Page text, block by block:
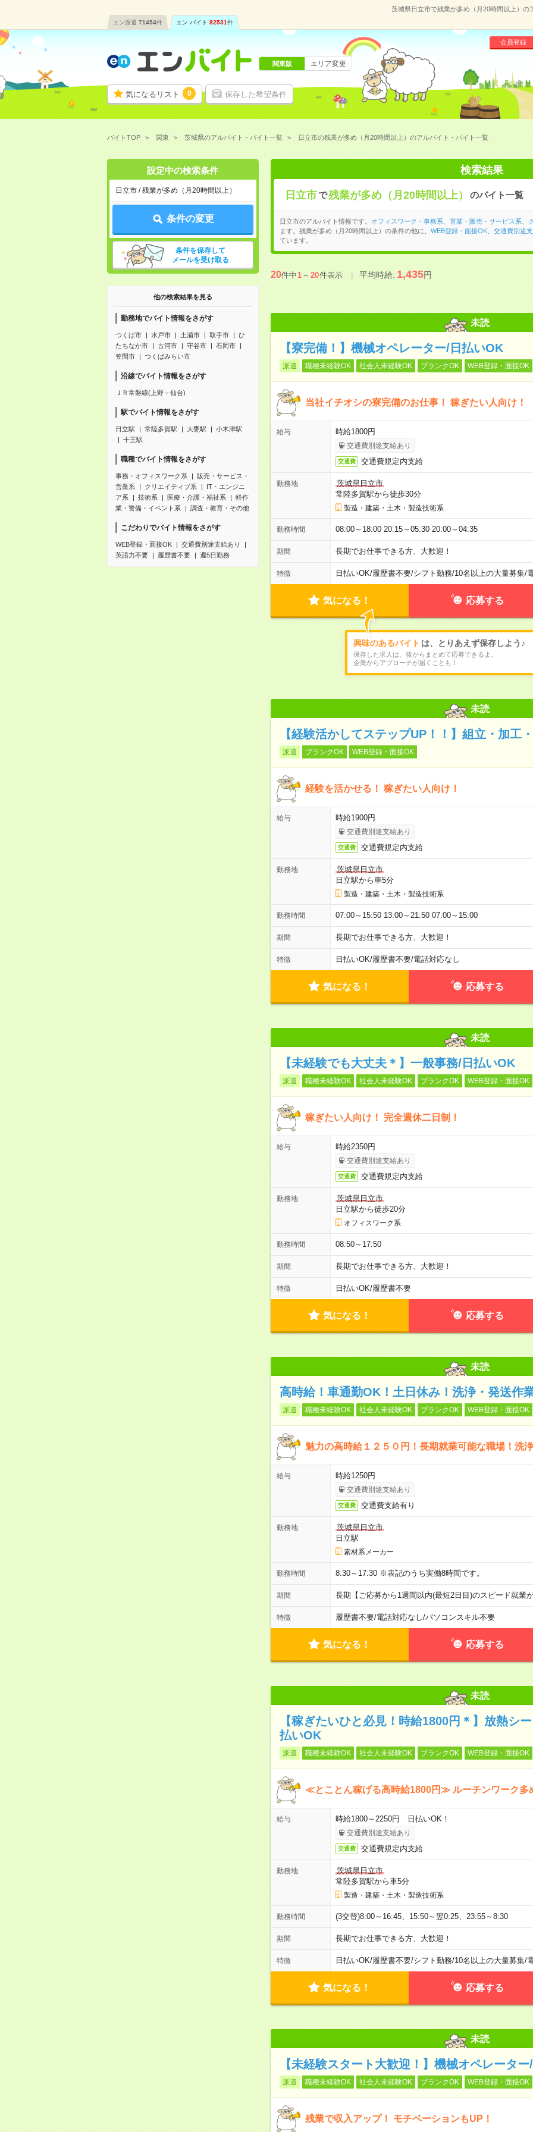
茨城県日立市で残業が多め（月20時間以上）
エン派遣 71454件 エン バイト 82531件
気になるリスト 0 保存した希望条件
会員登録
関東版 エリア変更
バイトTOP 関東 茨城県のアルバイト・バイト一覧 日立市の残業が多め（月20時間以上）のアルバイト・バイト一覧
設定中の検索条件
日立市 / 残業が多め（月20時間以上）
条件の変更
条件を保存して
メールを受け取る
他の検索結果を見る
勤務地でバイト情報をさがす
つくば市 水戸市 土浦市 取手市
ひ
たちなか市
古河市 守谷市
石岡市
笠間市
つくばみらい市
沿線でバイト情報をさがす
ＪＲ常磐線(上野－仙台)
駅でバイト情報をさがす
日立駅 常陸多賀駅 大甕駅
小木津駅
十王駅
職種でバイト情報をさがす
事務・オフィスワーク系
販売・サービス・
営業系
クリエイティブ系
IT・エンジニ
ア系
技術系 医療・介護・福祉系
軽作
業・警備・イベント系
調査・教育・その他
こだわりでバイト情報をさがす
WEB登録・面接OK
交通費別途支給あり
英語力不要
履歴書不要 週5日勤務
検索結果
日立市で残業が多め（月20時間以上） のバイト一覧
日立市のアルバイト情報です。 オフィスワーク・事務系 営業・販売・サービス系
ます。残業が多め（月20時間以上）の条件の他に、 WEB登録・面接OK、 交通費別途
ています。
20件中1～20件表示 平均時給:1,435円
未読
【寮完備！】機械オペレーター/日払いOK
派遣 職種未経験OK 社会人未経験OK ブランクOK WEB登録・面接OK
当社イチオシの寮完備のお仕事！ 稼ぎたい人向け！
給与 時給1800円
交通費別途支給あり
交通費 交通費規定内支給
勤務地
茨城県日立市
常陸多賀駅から徒歩30分
製造・建築・土木・製造技術系
勤務時間 08:00～18:00 20:15～05:30 20:00～04:35
期間 長期でお仕事できる方、大歓迎！
特徴 日払いOK/履歴書不要/シフト勤務/10名以上の大量募集/
気になる！ 応募する
興味のあるバイト は、とりあえず保存しよう♪
保存した求人は、後からまとめて応募できるよ。
企業からアプローチが届くことも！
未読
【経験活かしてステップUP！！】組立・加工
派遣 ブランクOK WEB登録・面接OK
経験を活かせる！ 稼ぎたい人向け！
給与 時給1900円
交通費別途支給あり
交通費 交通費規定内支給
勤務地
茨城県日立市
日立駅から車5分
製造・建築・土木・製造技術系
勤務時間 07:00～15:50 13:00～21:50 07:00～15:00
期間 長期でお仕事できる方、大歓迎！
特徴 日払いOK/履歴書不要/電話対応なし
気になる！ 応募する
未読
【未経験でも大丈夫＊】一般事務/日払いOK
派遣 職種未経験OK 社会人未経験OK ブランクOK WEB登録・面接OK
稼ぎたい人向け！ 完全週休二日制！
給与 時給2350円
交通費別途支給あり
交通費 交通費規定内支給
勤務地
茨城県日立市
日立駅から徒歩20分
オフィスワーク系
勤務時間 08:50～17:50
期間 長期でお仕事できる方、大歓迎！
特徴 日払いOK/履歴書不要
気になる！ 応募する
未読
高時給！車通勤OK！土日休み！洗浄・発送作
派遣 職種未経験OK 社会人未経験OK ブランクOK WEB登録・面接OK
魅力の高時給１２５０円！長期就業可能な職場！洗
給与 時給1250円
交通費別途支給あり
交通費 交通費支給有り
勤務地
茨城県日立市
日立駅
素材系メーカー
勤務時間 8:30～17:30 ※表記のうち実働8時間です。
期間 長期【ご応募から1週間以内(最短2日目)のスピード就業
特徴 履歴書不要/電話対応なし/パソコンスキル不要
気になる！ 応募する
未読
【稼ぎたいひと必見！時給1800円＊】放熱シ
払いOK
派遣 職種未経験OK 社会人未経験OK ブランクOK WEB登録・面接OK
≪とことん稼げる高時給1800円≫ ルーチンワーク多
給与 時給1800～2250円 日払いOK！
交通費別途支給あり
交通費 交通費規定内支給
勤務地
茨城県日立市
常陸多賀駅から車5分
製造・建築・土木・製造技術系
勤務時間 (3交替)8:00～16:45、15:50～翌0:25、23:55～8:30
期間 長期でお仕事できる方、大歓迎！
特徴 日払いOK/履歴書不要/シフト勤務/10名以上の大量募集/
気になる！ 応募する
未読
【未経験スタート大歓迎！】機械オペレータ
派遣 職種未経験OK 社会人未経験OK ブランクOK WEB登録・面接OK
残業で収入アップ！ モチベーションもUP！